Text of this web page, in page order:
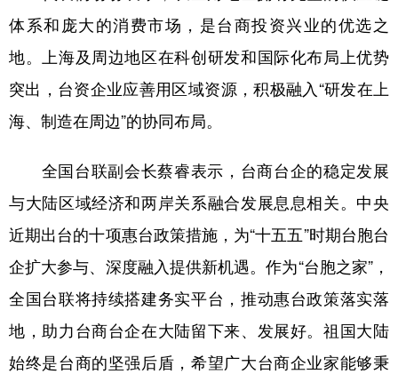
体系和庞大的消费市场，是台商投资兴业的优选之
地。上海及周边地区在科创研发和国际化布局上优势
突出，台资企业应善用区域资源，积极融入“研发在上
海、制造在周边”的协同布局。
全国台联副会长蔡睿表示，台商台企的稳定发展
与大陆区域经济和两岸关系融合发展息息相关。中央
近期出台的十项惠台政策措施，为“十五五”时期台胞台
企扩大参与、深度融入提供新机遇。作为“台胞之家”，
全国台联将持续搭建务实平台，推动惠台政策落实落
地，助力台商台企在大陆留下来、发展好。祖国大陆
始终是台商的坚强后盾，希望广大台商企业家能够秉